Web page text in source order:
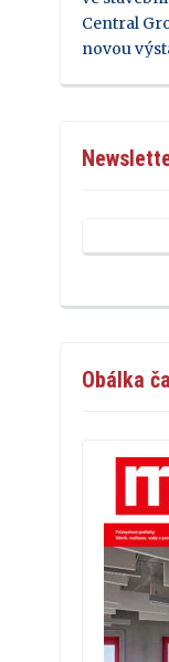
Central
novou
Obálka